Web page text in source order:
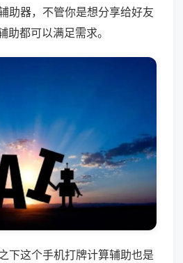
助器，不管你是想分享给好友
助都可以满足需求。
下这个手机打牌计算辅助也是